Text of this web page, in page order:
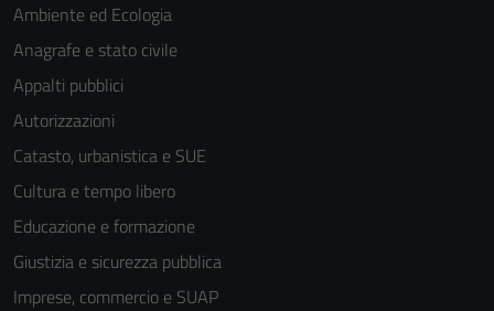
Ambiente ed Ecologia
Anagrafe e stato civile
Appalti pubblici
Autorizzazioni
Catasto, urbanistica e SUE
Cultura e tempo libero
Educazione e formazione
Giustizia e sicurezza pubblica
Imprese, commercio e SUAP